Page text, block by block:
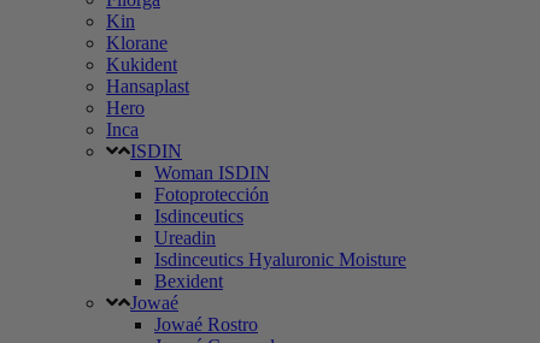
Kin
Klorane
Kukident
Hansaplast
Hero
Inca
ISDIN
Woman ISDIN
Fotoprotección
Isdinceutics
Ureadin
Isdinceutics Hyaluronic Moisture
Bexident
Jowaé
Jowaé Rostro